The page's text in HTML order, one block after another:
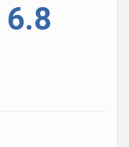
6.8